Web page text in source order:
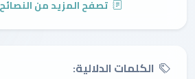
تصفح المزيد من
الكلمات الدلالية: